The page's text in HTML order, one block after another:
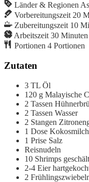
Länder & Regionen
Vorbereitungszeit 20
Zubereitungszeit 10
Arbeitszeit 30 Minuten
Portionen 4 Portionen
Zutaten
3 TL Öl
120 g Malayische
2 Tassen
2 Tassen Wasser
2 Stangen
1 Dose Kokosmilch
1 Prise Salz
Reisnudeln
10 Shrimps geschält
2-4 Eier
2